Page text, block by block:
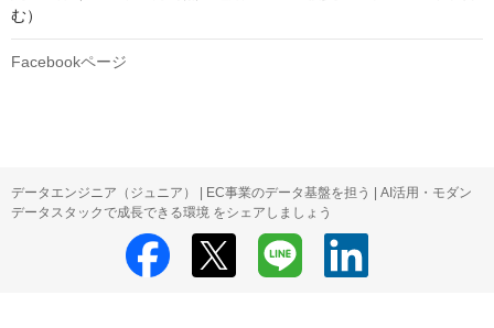
む）
Facebookページ
データエンジニア（ジュニア） | EC事業のデータ基盤を担う | AI活用・モダン
データスタックで成長できる環境 をシェアしましょう